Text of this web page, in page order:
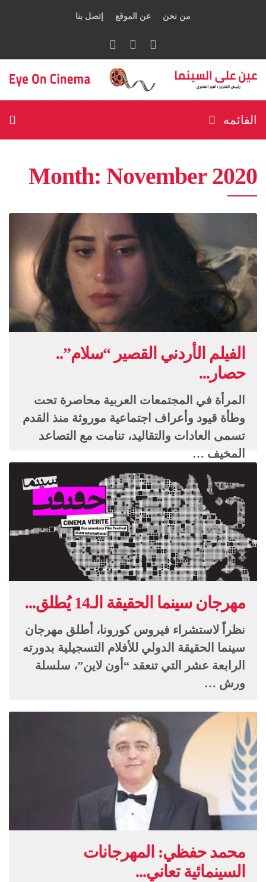
من نحن عن الموقع إتصل بنا
القائمه
Month: November 2020
الفيلم الأردني القصير “سلام”..
حصار...
المرأة في المجتمعات العربية محاصرة تحت
وطأة قيود وأعراف اجتماعية موروثة منذ القدم
تسمى العادات والتقاليد، تنامت مع التصاعد
المخيف …
مهرجان سينما الحقيقة الـ14 يُطلق...
نظراً لاستشراء فيروس كورونا، أطلق مهرجان
سينما الحقيقة الدولي للأفلام التسجيلية بدورته
الرابعة عشر التي تنعقد “أون لاين”، سلسلة
ورش …
محمد حفظي: المهرجانات
السينمائية تعاني...